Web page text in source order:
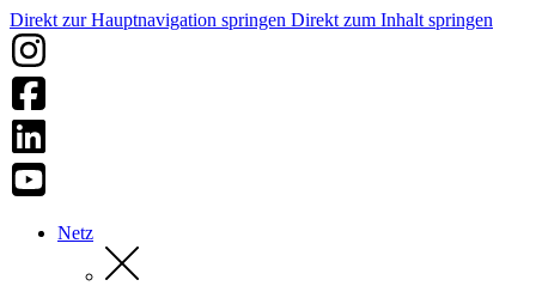
Direkt zur Hauptnavigation springen Direkt zum Inhalt springen
Netz